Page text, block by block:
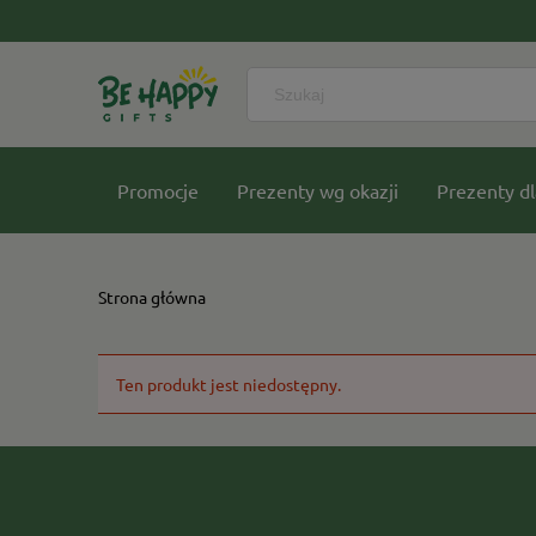
Promocje Prezenty wg okazji Prezenty
Strona główna
Ten produkt jest niedostępny.